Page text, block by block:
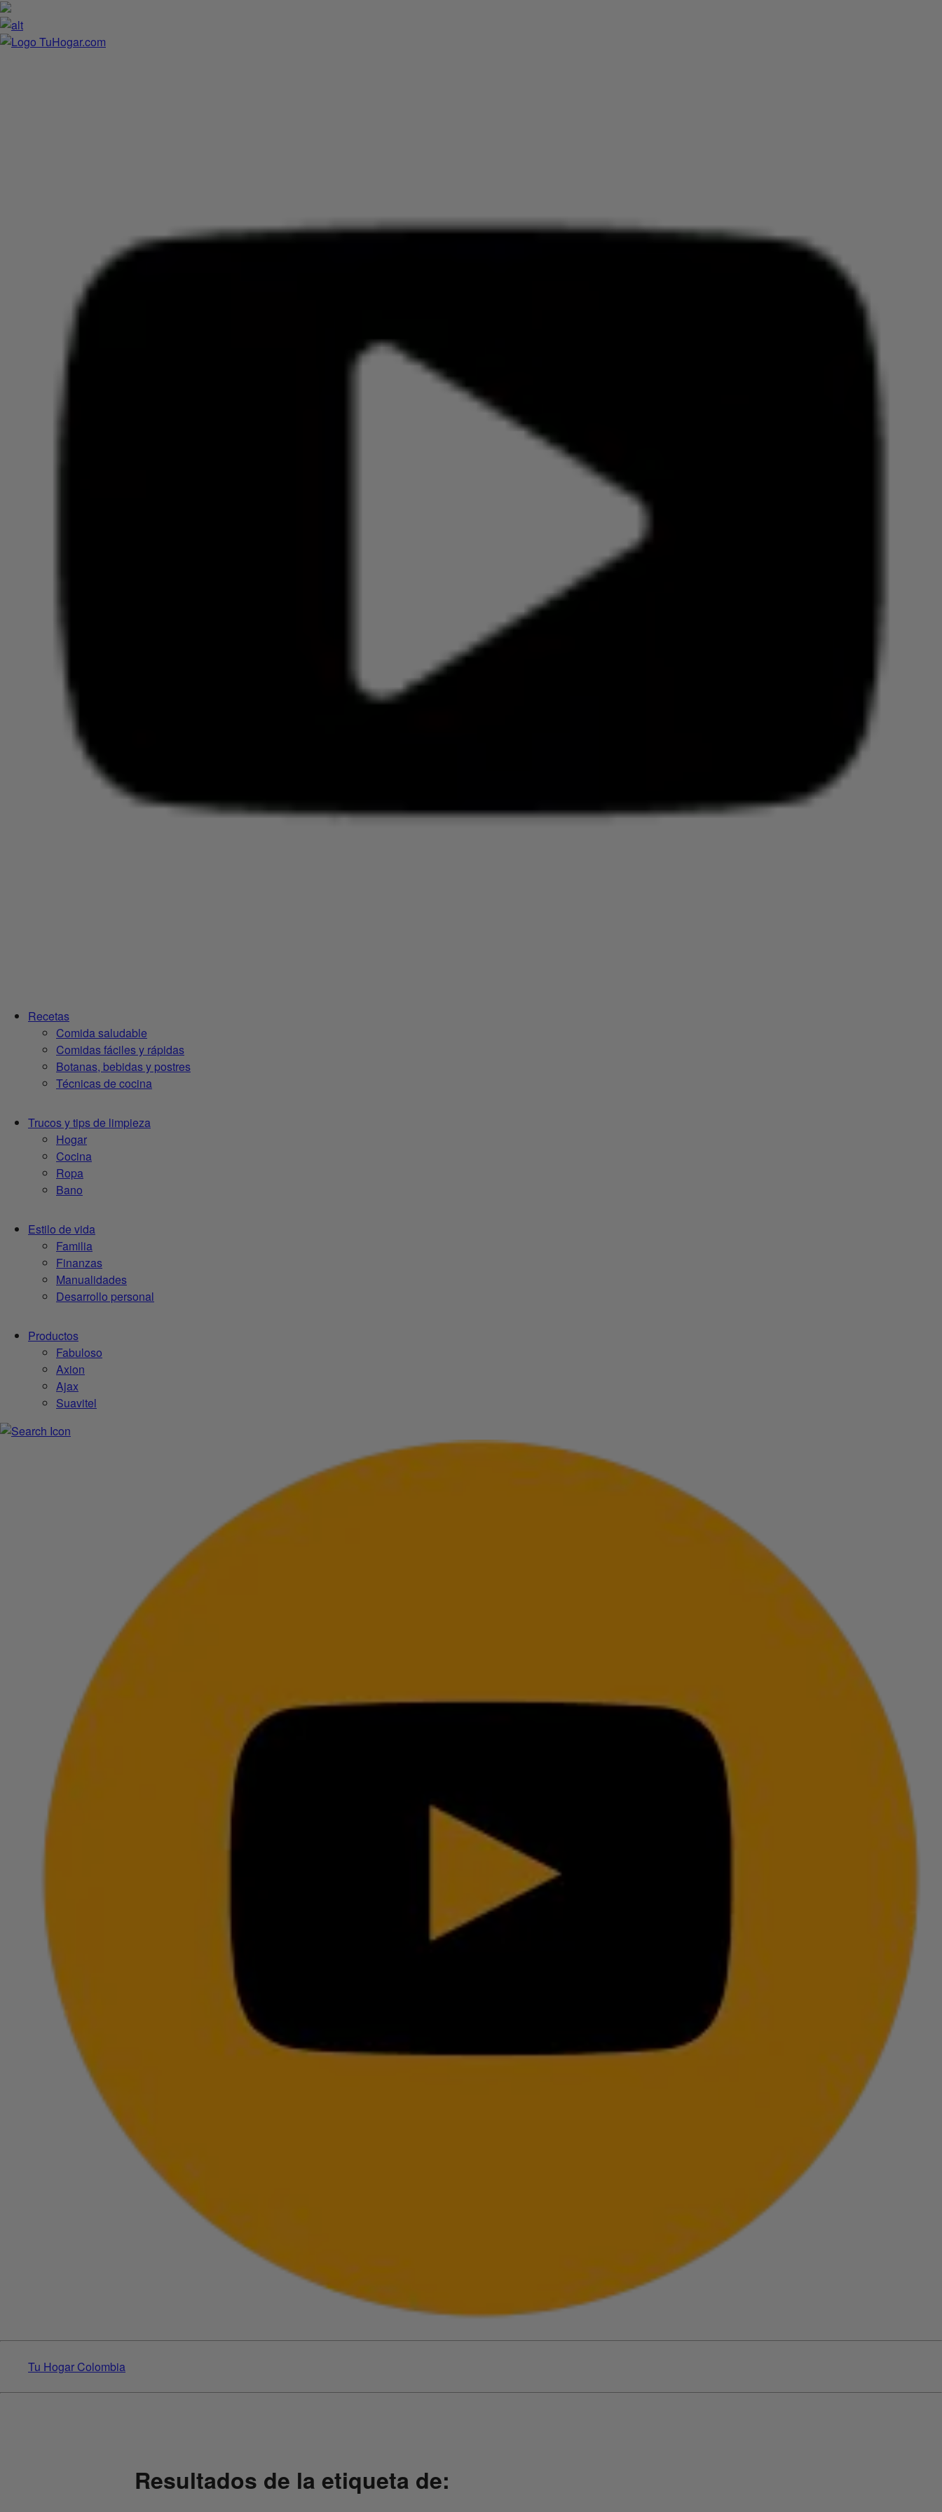
Recetas
Comida saludable
Comidas fáciles y rápidas
Botanas, bebidas y postres
Técnicas de cocina
Trucos y tips de limpieza
Hogar
Cocina
Ropa
Bano
Estilo de vida
Familia
Finanzas
Manualidades
Desarrollo personal
Productos
Fabuloso
Axion
Ajax
Suavitel
Tu Hogar Colombia
Resultados de la etiqueta de: